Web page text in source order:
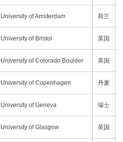
University of Amsterdam 荷兰
University of Bristol 英国
University of Colorado Boulder 美国
University of Copenhagen 丹麦
University of Geneva 瑞士
University of Glasgow 英国